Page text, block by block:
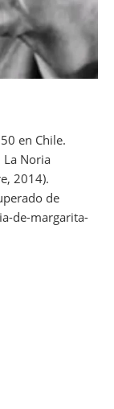
en Chile.
Noria
2014).
de
de-margarita-